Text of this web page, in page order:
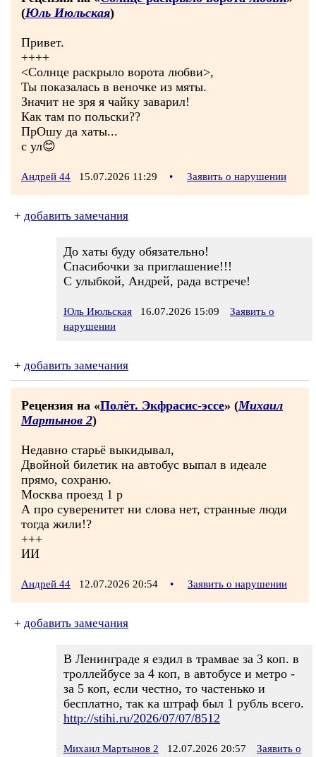
(Юль Июльская)
Привет.
++++
<Солнце раскрыло ворота любви>,
Ты показалась в веночке из мяты.
Значит не зря я чайку заварил!
Как там по польски??
ПрОшу да хаты...
с ул😊
Андрей 44 15.07.2026 11:29 • Заявить о нарушении
+ добавить замечания
До хаты буду обязательно!
Спасибочки за приглашение!!!
С улыбкой, Андрей, рада встрече!
Юль Июльская 16.07.2026 15:09
Заявить о
нарушении
+ добавить замечания
Рецензия на «Полёт. Экфрасис-эссе» (Михаил
Мартынов 2)
Недавно старьё выкидывал,
Двойной билетик на автобус выпал в идеале
прямо, сохраню.
Москва проезд 1 р
А про суверенитет ни слова нет, странные люди
тогда жили!?
+++
ИИ
Андрей 44 12.07.2026 20:54 • Заявить о нарушении
+ добавить замечания
В Ленинграде я ездил в трамвае за 3 коп. в
троллейбусе за 4 коп, в автобусе и метро -
за 5 коп, если честно, то частенько и
бесплатно, так ка штраф был 1 рубль всего.
http://stihi.ru/2026/07/07/8512
Михаил Мартынов 2 12.07.2026 20:57
Заявить о